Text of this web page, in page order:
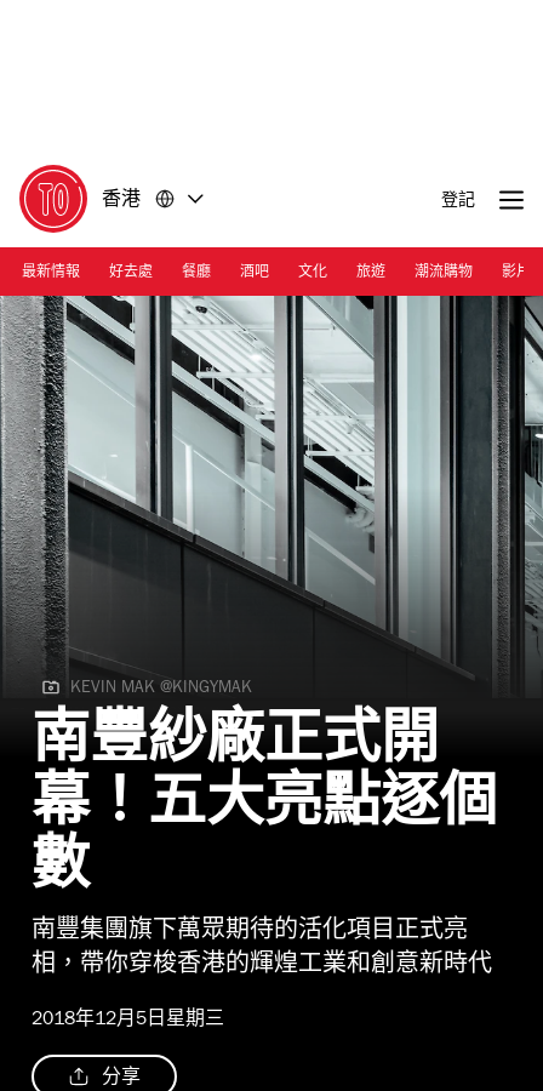
香港 登記
最新情報 好去處 餐廳 酒吧 文化 旅遊 潮流購物 影片
KEVIN MAK @KINGYMAK
KEVIN MAK @KINGYMAK
南豐紗廠正式開
幕！五大亮點逐個
數
南豐集團旗下萬眾期待的活化項目正式亮
相，帶你穿梭香港的輝煌工業和創意新時代
2018年12月5日星期三
分享